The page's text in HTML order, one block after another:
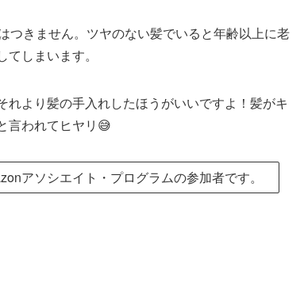
つきません。ツヤのない髪でいると年齢以上に老
しまいます。
より髪の手入れしたほうがいいですよ！髪がキ
言われてヒヤリ😅
アソシエイト・プログラムの参加者です。